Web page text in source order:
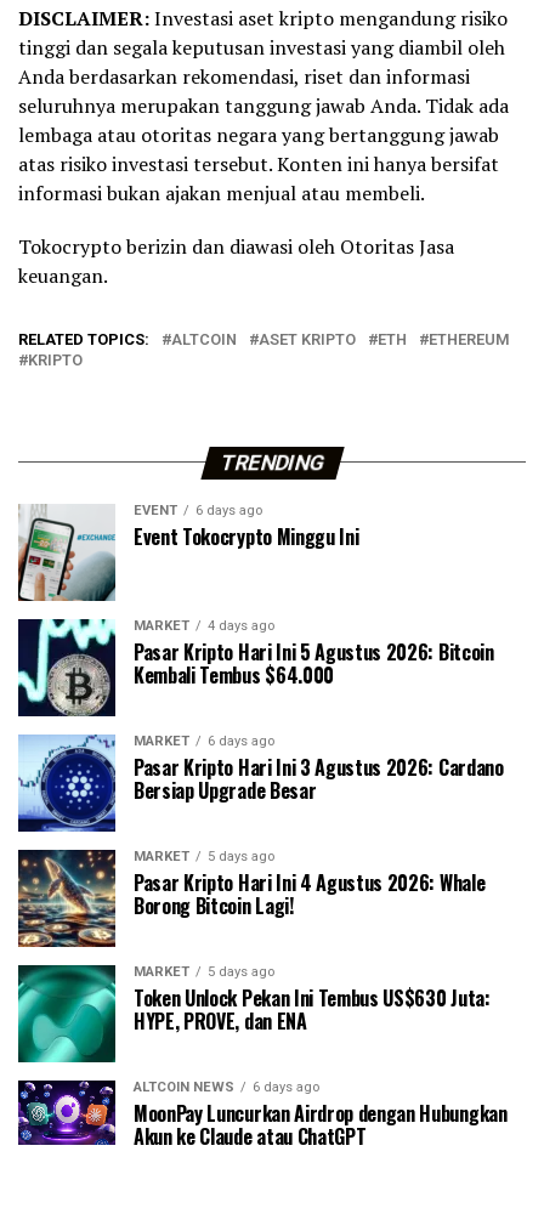
DISCLAIMER:Investasi aset kripto mengandung risiko
tinggi dan segala keputusan investasi yang diambil oleh
Anda berdasarkan rekomendasi, riset dan informasi
seluruhnya merupakan tanggung jawab Anda. Tidak ada
lembaga atau otoritas negara yang bertanggung jawab
atas risiko investasi tersebut. Konten ini hanya bersifat
informasi bukan ajakan menjual atau membeli.
Tokocrypto berizin dan diawasi oleh Otoritas Jasa
keuangan.
RELATED TOPICS: ALTCOIN ASET KRIPTO ETH
ETHEREUM
KRIPTO
TRENDING
EVENT 6 days ago
Event Tokocrypto Minggu Ini
MARKET 4 days ago
Pasar Kripto Hari Ini 5 Agustus 2026: Bitcoin
Kembali Tembus $64.000
MARKET 6 days ago
Pasar Kripto Hari Ini 3 Agustus 2026: Cardano
Bersiap Upgrade Besar
MARKET 5 days ago
Pasar Kripto Hari Ini 4 Agustus 2026: Whale
Borong Bitcoin Lagi!
MARKET 5 days ago
Token Unlock Pekan Ini Tembus US$630 Juta:
HYPE, PROVE, dan ENA
ALTCOIN NEWS 6 days ago
MoonPay Luncurkan Airdrop dengan Hubungkan
Akun ke Claude atau ChatGPT